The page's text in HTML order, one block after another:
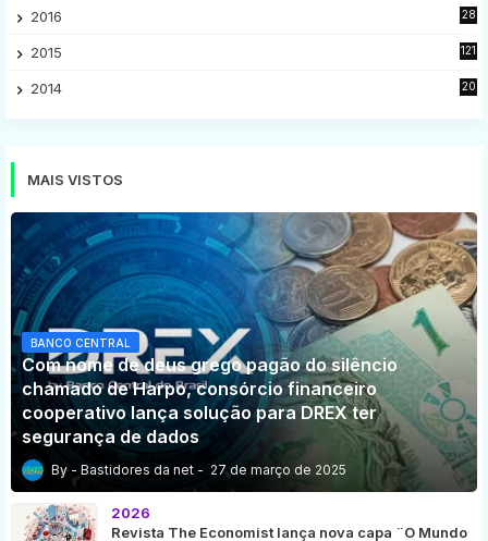
2016
28
2015
121
2014
20
MAIS VISTOS
BANCO CENTRAL
Com nome de deus grego pagão do silêncio
chamado de Harpo, consórcio financeiro
cooperativo lança solução para DREX ter
segurança de dados
Bastidores da net 27 de março de 2025
2026
Revista The Economist lança nova capa ¨O Mundo